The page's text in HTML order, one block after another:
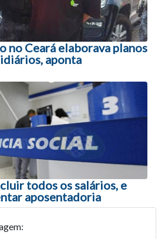
no Ceará elaborava planos
aponta
todos os salários, e
aposentadoria